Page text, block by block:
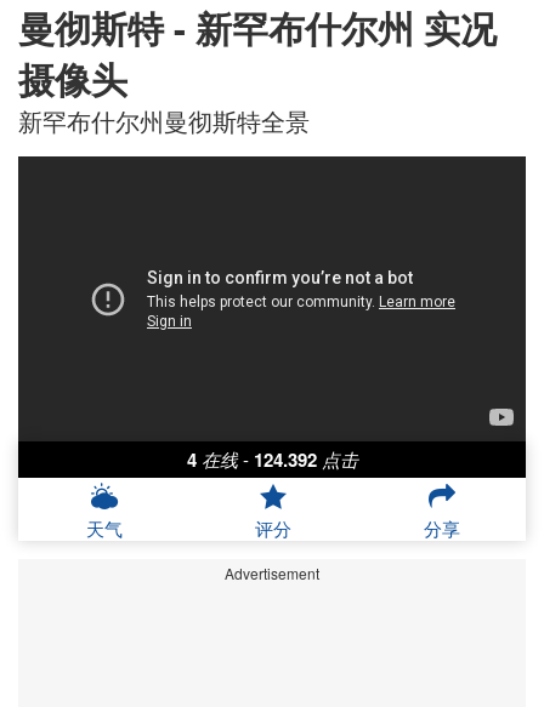
曼彻斯特 - 新罕布什尔州 实况
摄像头
新罕布什尔州曼彻斯特全景
4 在线 - 124.392 点击
天气 评分 分享
Advertisement